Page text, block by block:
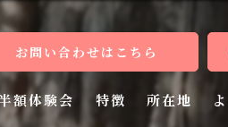
お問い合わせはこちら
額体験会 特徴 所在地